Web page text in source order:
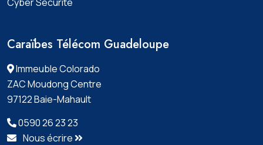
Caraïbes Télécom Guadeloupe
Immeuble Colorado
ZAC Moudong Centre
97122 Baie-Mahault
0590 26 23 23
Nous écrire